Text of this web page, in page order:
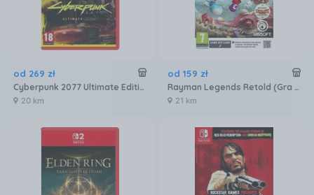
od 269 zł
Cyberpunk 2077 Ultimate Edition (Gra NS2)
20 km
od 159 zł
Rayman Legends Retold (Gra NS2)
21 km